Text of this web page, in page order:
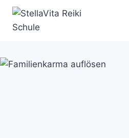
Zum
springen